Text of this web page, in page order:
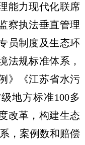
能力现代化联席
察执法垂直管理
员制度及生态环
法规标准体系，
》《江苏省水污
地方标准100多
改革，构建生态
，案例数和赔偿